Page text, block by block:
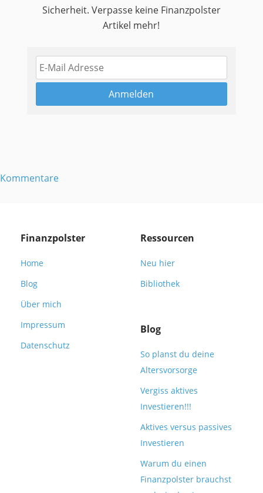
Sicherheit. Verpasse keine Finanzpolster
Artikel mehr!
Kommentare
Finanzpolster
Home
Blog
Über mich
Impressum
Datenschutz
Ressourcen
Neu hier
Bibliothek
Blog
So planst du deine
Altersvorsorge
Vergiss aktives
Investieren!!!
Aktives versus passives
Investieren
Warum du einen
Finanzpolster brauchst